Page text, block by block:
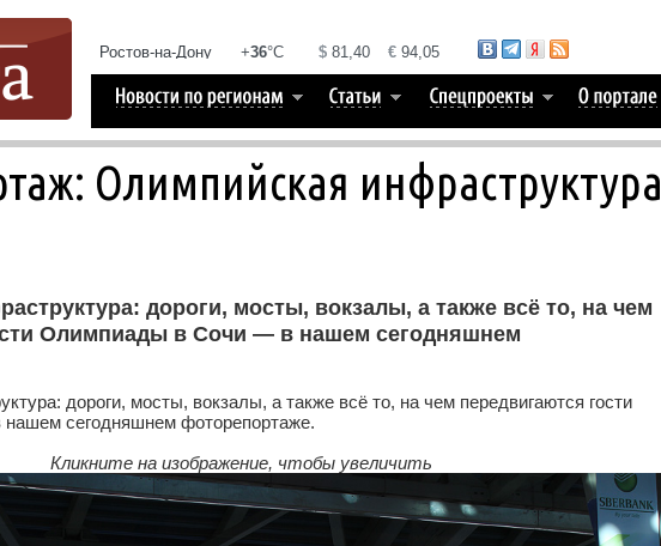
Олимпийская инфраструктура
дороги, мосты, вокзалы, а также всё то, на чем
Олимпиады в Сочи — в нашем сегодняшнем
дороги, мосты, вокзалы, а также всё то, на чем передвигаются гости
сегодняшнем фоторепортаже.
Кликните на изображение, чтобы увеличить